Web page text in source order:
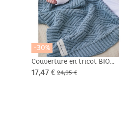
-30%
Couverture en tricot BIO
75x100cm
17,47 € 24,95 €